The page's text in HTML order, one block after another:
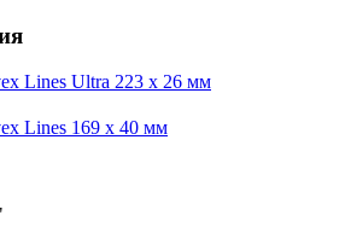
Lines Ultra 223 x 26 мм
Lines 169 x 40 мм